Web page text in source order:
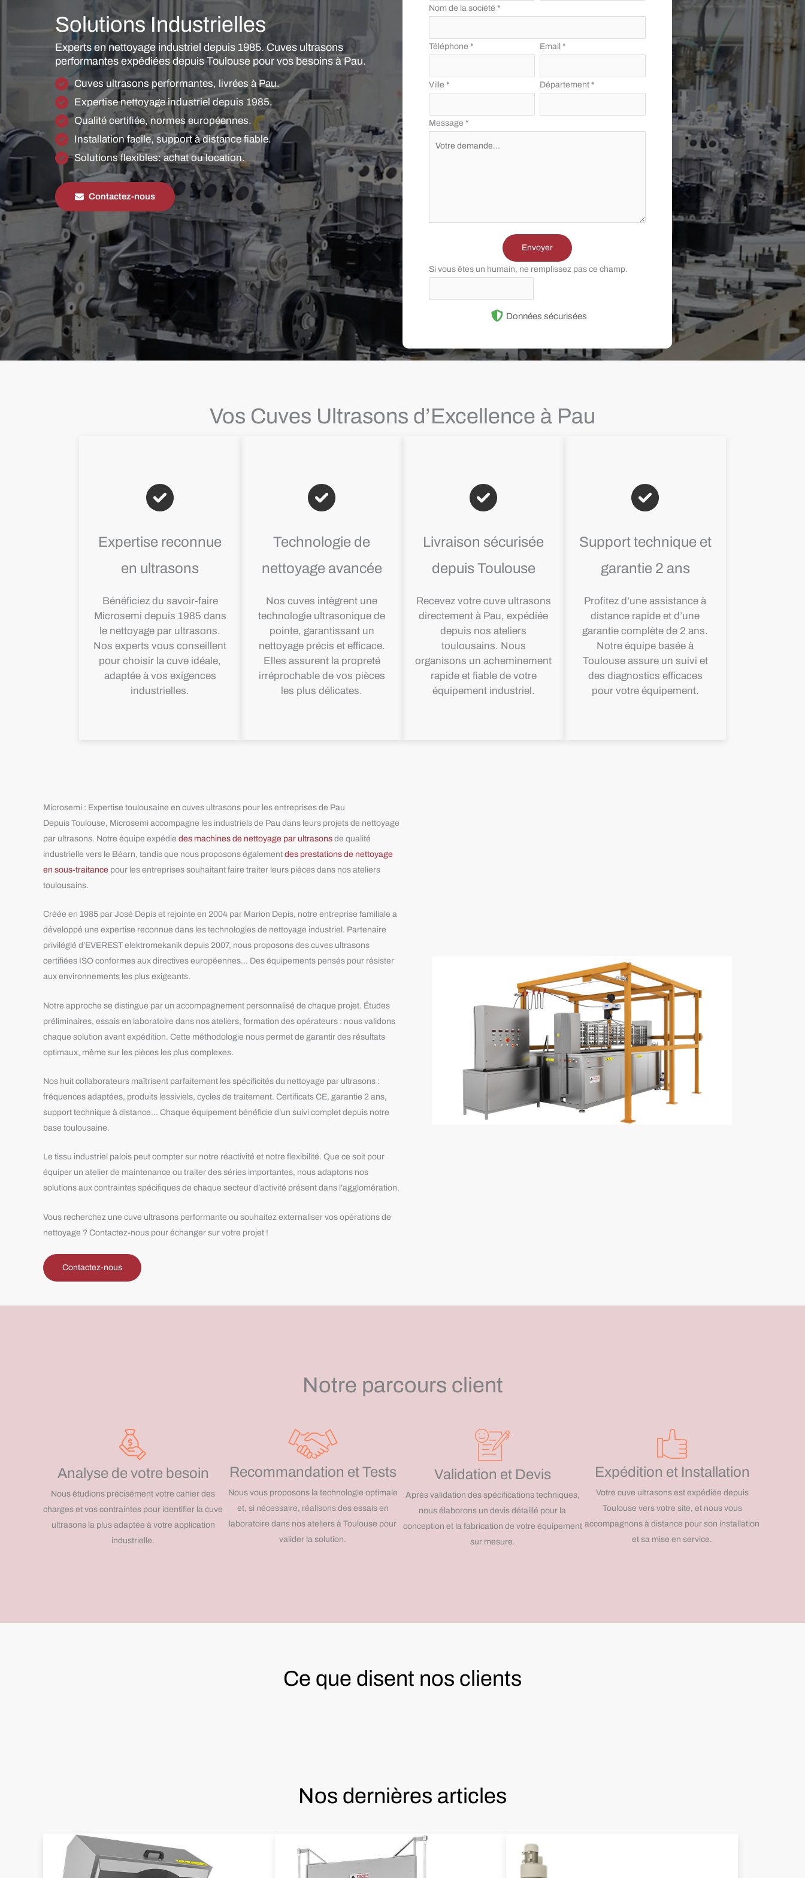
Solutions Industrielles
Experts en nettoyage industriel depuis 1985. Cuves ultrasons
performantes expédiées depuis Toulouse pour vos besoins à Pau.
Cuves ultrasons performantes, livrées à Pau.
Expertise nettoyage industriel depuis 1985.
Qualité certifiée, normes européennes.
Installation facile, support à distance fiable.
Solutions flexibles: achat ou location.
Contactez-nous
téléphone
Nom de la société *
Téléphone * Email *
Ville * Département *
Message *
Envoyer
Si vous êtes un humain, ne remplissez pas ce champ.
Données sécurisées
Vos Cuves Ultrasons d’Excellence à Pau
Expertise reconnue
en ultrasons
Bénéficiez du savoir-faire
Microsemi depuis 1985 dans
le nettoyage par ultrasons.
Nos experts vous conseillent
pour choisir la cuve idéale,
adaptée à vos exigences
industrielles.
Technologie de
nettoyage avancée
Nos cuves intègrent une
technologie ultrasonique de
pointe, garantissant un
nettoyage précis et efficace.
Elles assurent la propreté
irréprochable de vos pièces
les plus délicates.
Livraison sécurisée
depuis Toulouse
Recevez votre cuve ultrasons
directement à Pau, expédiée
depuis nos ateliers
toulousains. Nous
organisons un acheminement
rapide et fiable de votre
équipement industriel.
Support technique et
garantie 2 ans
Profitez d’une assistance à
distance rapide et d’une
garantie complète de 2 ans.
Notre équipe basée à
Toulouse assure un suivi et
des diagnostics efficaces
pour votre équipement.
Microsemi : Expertise toulousaine en cuves ultrasons pour les entreprises de Pau
Depuis Toulouse, Microsemi accompagne les industriels de Pau dans leurs projets de nettoyage
par ultrasons. Notre équipe expédie des machines de nettoyage par ultrasons de qualité
industrielle vers le Béarn, tandis que nous proposons également des prestations de nettoyage
en sous-traitance pour les entreprises souhaitant faire traiter leurs pièces dans nos ateliers
toulousains.
Créée en 1985 par José Depis et rejointe en 2004 par Marion Depis, notre entreprise familiale a
développé une expertise reconnue dans les technologies de nettoyage industriel. Partenaire
privilégié d’EVEREST elektromekanik depuis 2007, nous proposons des cuves ultrasons
certifiées ISO conformes aux directives européennes… Des équipements pensés pour résister
aux environnements les plus exigeants.
Notre approche se distingue par un accompagnement personnalisé de chaque projet. Études
préliminaires, essais en laboratoire dans nos ateliers, formation des opérateurs : nous validons
chaque solution avant expédition. Cette méthodologie nous permet de garantir des résultats
optimaux, même sur les pièces les plus complexes.
Nos huit collaborateurs maîtrisent parfaitement les spécificités du nettoyage par ultrasons :
fréquences adaptées, produits lessiviels, cycles de traitement. Certificats CE, garantie 2 ans,
support technique à distance… Chaque équipement bénéficie d’un suivi complet depuis notre
base toulousaine.
Le tissu industriel palois peut compter sur notre réactivité et notre flexibilité. Que ce soit pour
équiper un atelier de maintenance ou traiter des séries importantes, nous adaptons nos
solutions aux contraintes spécifiques de chaque secteur d’activité présent dans l’agglomération.
Vous recherchez une cuve ultrasons performante ou souhaitez externaliser vos opérations de
nettoyage ? Contactez-nous pour échanger sur votre projet !
Contactez-nous
Notre parcours client
Analyse de votre besoin
Nous étudions précisément votre cahier des
charges et vos contraintes pour identifier la cuve
ultrasons la plus adaptée à votre application
industrielle.
Recommandation et Tests
Nous vous proposons la technologie optimale
et, si nécessaire, réalisons des essais en
laboratoire dans nos ateliers à Toulouse pour
valider la solution.
Validation et Devis
Après validation des spécifications techniques,
nous élaborons un devis détaillé pour la
conception et la fabrication de votre équipement
sur mesure.
Expédition et Installation
Votre cuve ultrasons est expédiée depuis
Toulouse vers votre site, et nous vous
accompagnons à distance pour son installation
et sa mise en service.
Ce que disent nos clients
Nos dernières articles